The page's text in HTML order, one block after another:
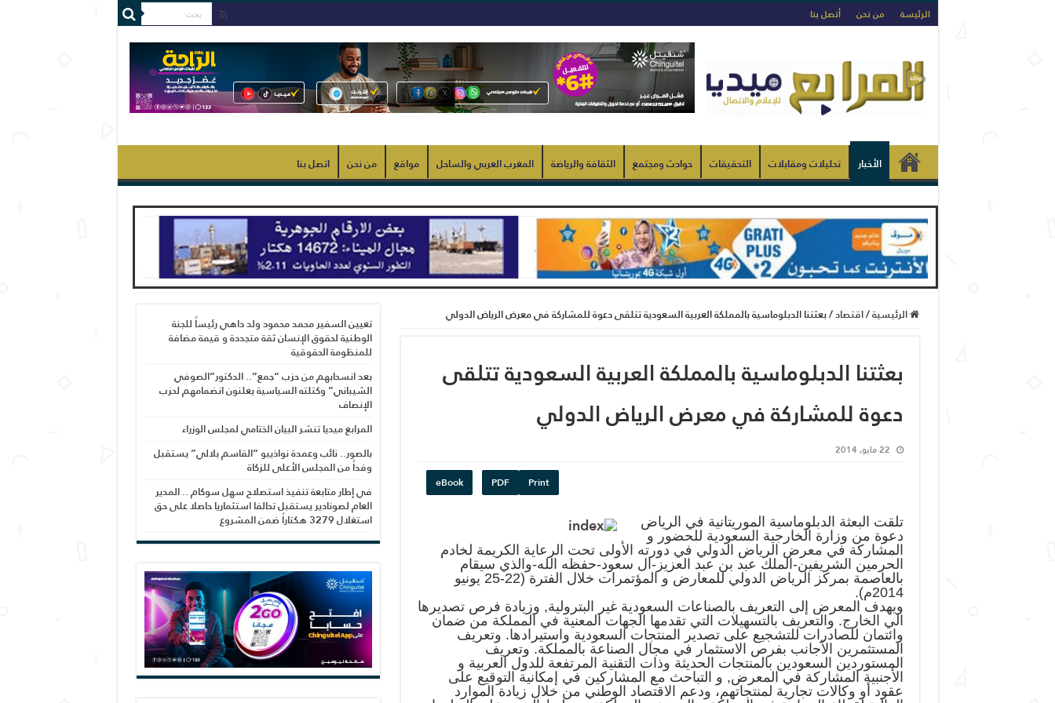
الرئيسة من نحن أتصل بنا
الأخبار تحليلات ومقابلات التحقيقات حوادث ومجتمع الثقافة والرياضة المغرب العربي والساحل مواقع من نحن اتصل بنا
الرئيسية/اقتصاد/بعثتنا الدبلوماسية بالمملكة العربية السعودية تتلقى دعوة للمشاركة في معرض الرياض الدولي
بعثتنا الدبلوماسية بالمملكة العربية السعودية تتلقى
دعوة للمشاركة في معرض الرياض الدولي
22 مايو, 2014
Print
PDF
eBook
تلقت البعثة الدبلوماسية الموريتانية في الرياض
دعوة من وزارة الخارجية السعودية للحضور و
المشاركة في معرض الرياض الدولي في دورته الأولى تحت الرعاية الكريمة لخادم
الحرمين الشريفين-الملك عبد بن عبد العزيز-ال سعود-حفظه الله-والذي سيقام
بالعاصمة بمركز الرياض الدولي للمعارض و المؤتمرات خلال الفترة (22-25 يونيو
2014م).
ويهدف المعرض إلى التعريف بالصناعات السعودية غير البترولية, وزيادة فرص تصديرها
الي الخارج. والتعريف بالتسهيلات التي تقدمها الجهات المعنية في المملكة من ضمان
وائتمان للصادرات للتشجيع على تصدير المنتجات السعودية واستيرادها. وتعريف
المستثمرين الأجانب بفرص الاستثمار في مجال الصناعة بالمملكة. وتعريف
المستوردين السعودين بالمنتجات الحديثة وذات التقنية المرتفعة للدول العربية و
الأجنبية المشاركة في المعرض, و التباحث مع المشاركين في إمكانية التوقيع على
عقود أو وكالات تجارية لمنتجاتهم، ودعم الاقتصاد الوطني من خلال زيادة الموارد
تعيين السفير محمد محمود ولد داهي رئيساً للجنة
الوطنية لحقوق الإنسان ثقة متجددة و قيمة مضافة
للمنظومة الحقوقية
بعد انسحابهم من حزب “جمع”.. الدكتور”الصوفي
الشيباني” وكتلته السياسية يعلنون انضمامهم لحزب
الإنصاف
المرابع ميديا تنشر البيان الختامي لمجلس الوزراء
بالصور.. نائب وعمدة نواذيبو “القاسم بلالي” يستقبل
وفداً من المجلس الأعلى للزكاة
في إطار متابعة تنفيذ استصلاح سهل سوكام .. المدير
العام لصونادير يستقبل تحالفا استثماريا حاصلا على حق
استغلال 3279 هكتاراً ضمن المشروع